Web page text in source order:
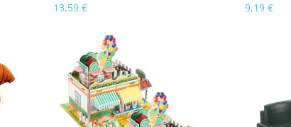
13,59 € 9,19 €